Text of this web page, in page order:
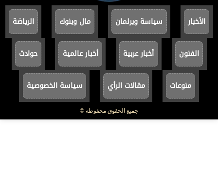
الأخبار سياسة وبرلمان مال وبنوك الرياضة
الفنون أخبار عربية أخبار عالمية حوادث
منوعات مقالات الرأي سياسة الخصوصية
جميع الحقوق محفوظة ©